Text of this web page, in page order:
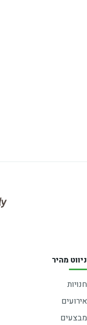
ניווט מהיר
חנויות
אירועים
מבצעים